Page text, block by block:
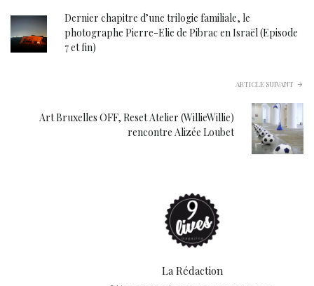
Dernier chapitre d’une trilogie familiale, le
photographe Pierre-Elie de Pibrac en Israël (Episode
7 et fin)
ARTICLE SUIVANT
Art Bruxelles OFF, Reset Atelier (WillieWillie)
rencontre Alizée Loubet
La Rédaction